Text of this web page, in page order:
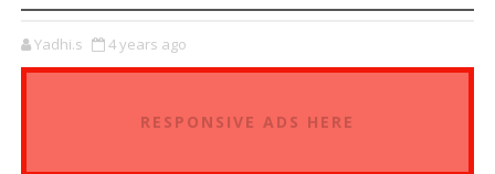
Yadhi.s 4 years ago
RESPONSIVE ADS HERE